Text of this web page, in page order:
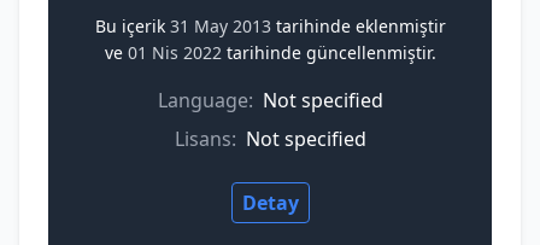
Bu içerik 31 May 2013 tarihinde eklenmiştir
ve 01 Nis 2022 tarihinde güncellenmiştir.
Language: Not specified
Lisans: Not specified
Detay